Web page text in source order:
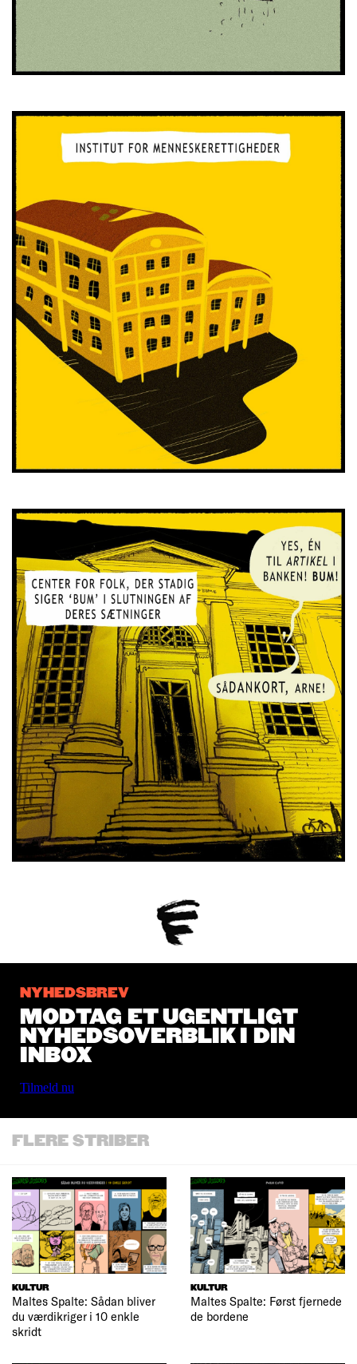
NYHEDSBREV
MODTAG ET UGENTLIGT
NYHEDSOVERBLIK I DIN
INBOX
Tilmeld nu
FLERE STRIBER
KULTUR
Maltes Spalte: Sådan bliver
du værdikriger i 10 enkle
skridt
KULTUR
Maltes Spalte: Først fjernede
de bordene